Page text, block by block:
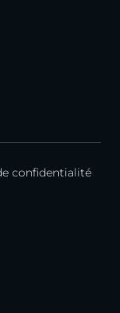
confidentialité